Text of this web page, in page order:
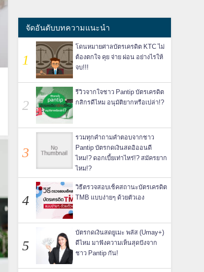
จัดอันดับบทความแนะนำ
โดนหมายศาลบัตรเครดิต KTC ไม่
ต้องตกใจ คุย จ่าย ผ่อน อย่างไรให้
จบ!!!
รีวิวจากใจชาว Pantip บัตรเครดิต
กสิกรดีไหม อนุมัติยากหรือเปล่า!?
รวมทุกคำถามคำตอบจากชาว
Pantip บัตรกดเงินสดอิออนดี
ไหม!? ดอกเบี้ยเท่าไหร่!? สมัครยาก
ไหม!?
วิธีตรวจสอบเช็คสถานะบัตรเครดิต
TMB แบบง่ายๆ ด้วยตัวเอง
บัตรกดเงินสดยูเมะ พลัส (Umay+)
ดีไหม มาฟังความเห็นสุดปังจาก
ชาว Pantip กัน!